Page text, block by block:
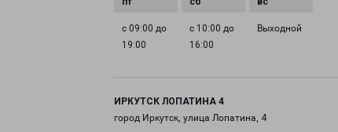
с 09:00 до
19:00
с 10:00 до
16:00
Выходной
ИРКУТСК ЛОПАТИНА 4
город Иркутск, улица Лопатина, 4